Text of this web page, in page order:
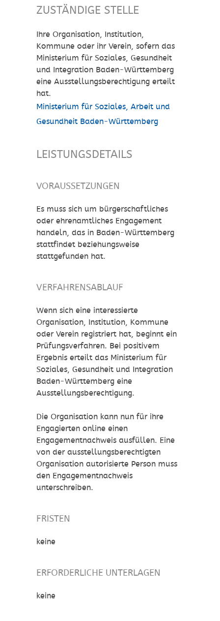
ZUSTÄNDIGE STELLE
Ihre Organisation, Institution,
Kommune oder ihr Verein, sofern das
Ministerium für Soziales, Gesundheit
und Integration Baden-Württemberg
eine Ausstellungsberechtigung erteilt
hat.
Ministerium für Soziales, Arbeit und
Gesundheit Baden-Württemberg
LEISTUNGSDETAILS
VORAUSSETZUNGEN
Es muss sich um bürgerschaftliches
oder ehrenamtliches Engagement
handeln, das in Baden-Württemberg
stattfindet beziehungsweise
stattgefunden hat.
VERFAHRENSABLAUF
Wenn sich eine interessierte
Organisation, Institution, Kommune
oder Verein registriert hat, beginnt ein
Prüfungsverfahren. Bei positivem
Ergebnis erteilt das Ministerium für
Soziales, Gesundheit und Integration
Baden-Württemberg eine
Ausstellungsberechtigung.
Die Organisation kann nun für ihre
Engagierten online einen
Engagementnachweis ausfüllen. Eine
von der ausstellungsberechtigten
Organisation autorisierte Person muss
den Engagementnachweis
unterschreiben.
FRISTEN
keine
ERFORDERLICHE UNTERLAGEN
keine